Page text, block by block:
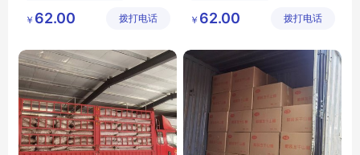
冻干山楂食品出售
冻干山楂食品供应
展有限公
￥ 62.00 拨打电话
冻干山楂制品生产厂家
冻干山楂食品厂家供应
展有限公
￥ 62.00 拨打电话